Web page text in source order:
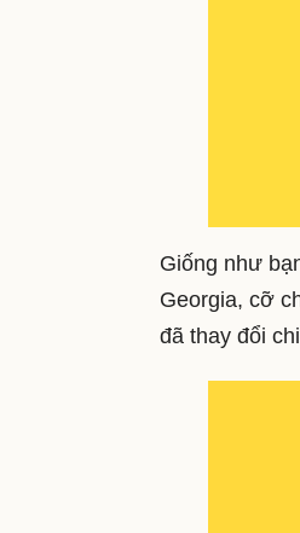
Giống như
Georgia, cỡ
đã thay đổi